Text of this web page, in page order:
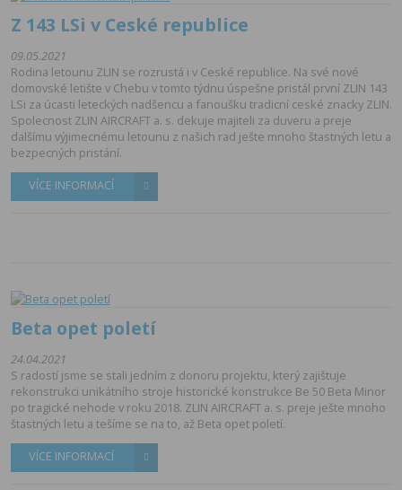
Z 143 LSi v Ceské republice
09.05.2021
Rodina letounu ZLIN se rozrustá i v Ceské republice. Na své nové
domovské letište v Chebu v tomto týdnu úspešne pristál první ZLIN 143
LSi za úcasti leteckých nadšencu a fanoušku tradicní ceské znacky ZLIN.
Spolecnost ZLIN AIRCRAFT a. s. dekuje majiteli za duveru a preje
dalšímu výjimecnému letounu z našich rad ješte mnoho štastných letu a
bezpecných pristání.
VÍCE INFORMACÍ
Beta opet poletí
24.04.2021
S radostí jsme se stali jedním z donoru projektu, který zajištuje
rekonstrukci unikátního stroje historické konstrukce Be 50 Beta Minor
po tragické nehode v roku 2018. ZLIN AIRCRAFT a. s. preje ješte mnoho
štastných letu a tešíme se na to, až Beta opet poletí.
VÍCE INFORMACÍ